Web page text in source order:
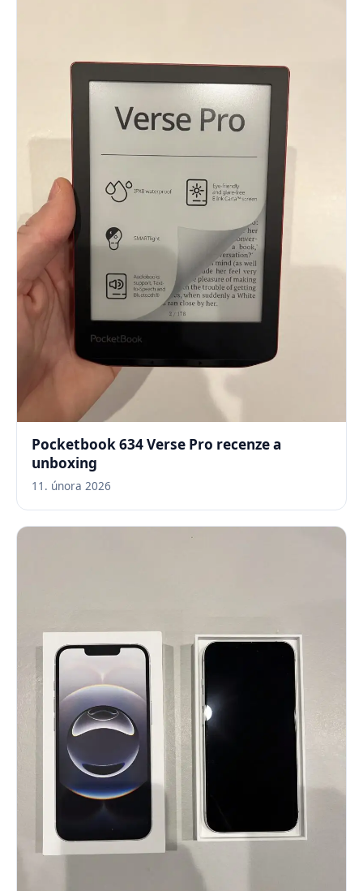
Pocketbook 634 Verse Pro recenze a
unboxing
11. února 2026